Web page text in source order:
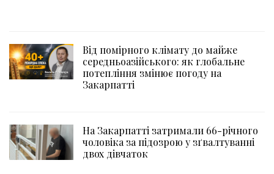
Від помірного клімату до майже
середньоазійського: як глобальне
потепління змінює погоду на
Закарпатті
На Закарпатті затримали 66-річного
чоловіка за підозрою у зґвалтуванні
двох дівчаток